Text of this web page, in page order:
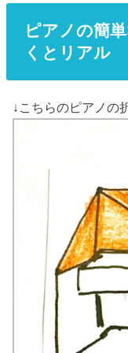
ピアノの簡
くとリアル
↓こちらのピアノの